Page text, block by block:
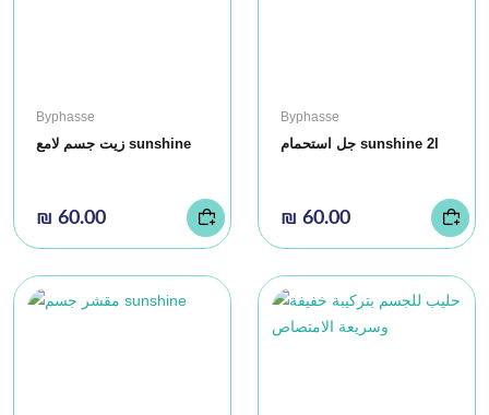
Byphasse
زيت جسم لامع sunshine
₪ 60.00
Byphasse
جل استحمام sunshine 2l
₪ 60.00